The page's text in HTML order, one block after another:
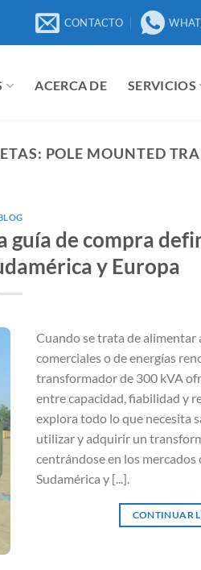
CONTACTO
ACERCA DE SERVICIOS
POLE MOUNTED
guía de compra
y Europa
Cuando se trata de alimentar
comerciales o de energías
transformador de 300 kVA
entre capacidad, fiabilidad y
explora todo lo que necesita
utilizar y adquirir un
centrándose en los mercados
Sudamérica y [...].
CONTINUAR